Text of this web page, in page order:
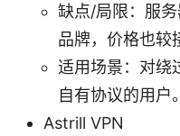
缺点/局限：服
品牌，价格也较
适用场景：对绕
自有协议的用户。
Astrill VPN